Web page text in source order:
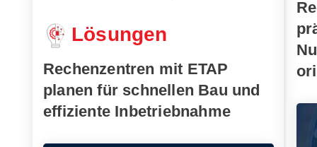
Lösungen
Rechenzentren mit ETAP
planen für schnellen Bau und
effiziente Inbetriebnahme